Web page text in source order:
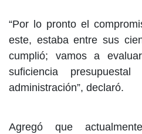
“Por lo pronto el
este, estaba entre sus
cumplió; vamos a
suficiencia
administración”, declaró.
Agregó que